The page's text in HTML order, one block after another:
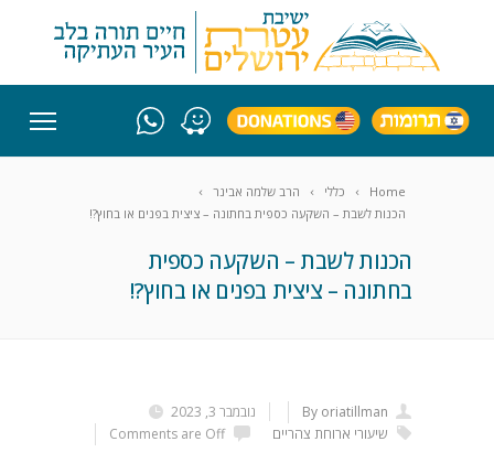
Home כללי
הרב שלמה אבינר
הכנות לשבת – השקעה כספית בחתונה – ציצית בפנים או בחוץ?!
הכנות לשבת – השקעה כספית
בחתונה – ציצית בפנים או בחוץ?!
נובמבר 3, 2023
By oriatillman
Comments are Off
שיעורי ארוחת צהריים